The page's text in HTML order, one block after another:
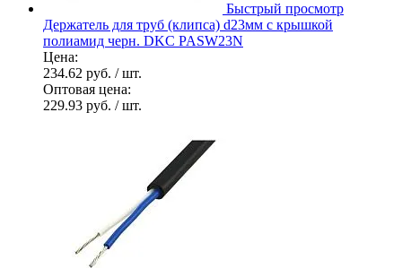
Быстрый просмотр
Держатель для труб (клипса) d23мм с крышкой
полиамид черн. DKC PASW23N
Цена:
234.62 руб. / шт.
Оптовая цена:
229.93 руб. / шт.